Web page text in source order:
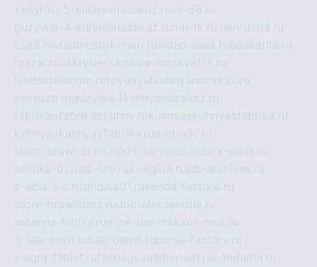
xehyroo-5-kuhnyanazakaz.rucs-68.ru
guzywia-4-kuhnyanazakaz.ru mir-tk.ruvlknrussia.ru
cs68.ruvladivostok-map.ruvideo-seks.rubankaribi.ru
raszar.ruvskrytie-zamkov-moskva113.ru
lipetsktelecom.rutovudyi4kuhnyanazakaz.ru
seksuzb.ruguzywia4kuhnyanazakaz.ru
fabrikaofabrikaokuhny.rukuhnyaekuhnyaafabrika.ru
kuhnyaykuhnyayfabrika.rue-abis1c.ru
store-brawl-stars.rukts-services.rudark-sand.ru
sindika-01.rusp-life.rux-legion.rusib-archives.ru
e-abis-1-c.rusindika01.ruvenda-festival.ru
store-brawlstars.rudooraleksandria.ru
antenna-highly.ru mine-lab-msk.ru1-mus.ru
3-sex-porn.ruban-damn.rupurse-factory.ru
viagra-tablet.rufasbags.ruadler-jun.rubandamn.ru